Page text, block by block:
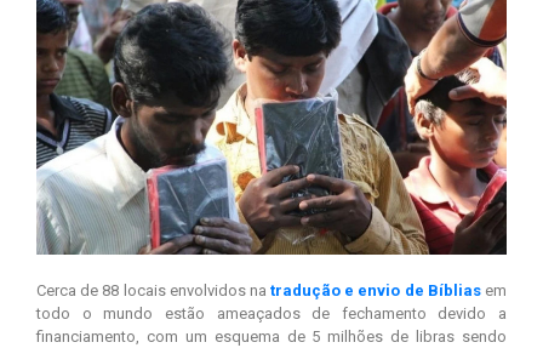
Cerca de 88 locais envolvidos natradução e envio de Bíbliasem
todo o mundo estão ameaçados de fechamento devido a
financiamento, com um esquema de 5 milhões de libras sendo